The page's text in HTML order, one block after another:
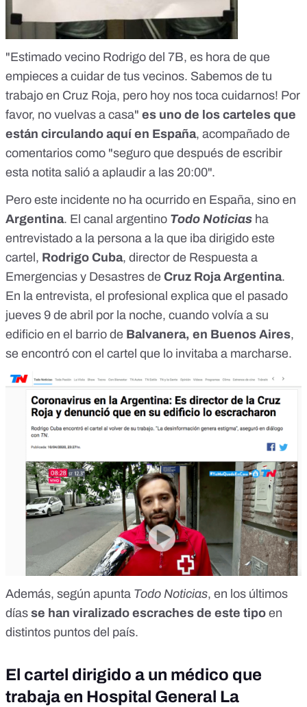
"Estimado vecino Rodrigo del 7B, es hora de que
empieces a cuidar de tus vecinos. Sabemos de tu
trabajo en Cruz Roja, pero hoy nos toca cuidarnos! Por
favor, no vuelvas a casa" es uno de los carteles que
están circulando aquí en España, acompañado de
comentarios como "seguro que después de escribir
esta notita salió a aplaudir a las 20:00".
Pero este incidente no ha ocurrido en España, sino en
Argentina. El canal argentino Todo Noticias ha
entrevistado a la persona a la que iba dirigido este
cartel, Rodrigo Cuba, director de Respuesta a
Emergencias y Desastres de Cruz Roja Argentina.
En la entrevista, el profesional explica que el pasado
jueves 9 de abril por la noche, cuando volvía a su
edificio en el barrio de Balvanera, en Buenos Aires,
se encontró con el cartel que lo invitaba a marcharse.
Además, según apunta Todo Noticias, en los últimos
días se han viralizado escraches de este tipo en
distintos puntos del país.
El cartel dirigido a un médico que
trabaja en Hospital General La